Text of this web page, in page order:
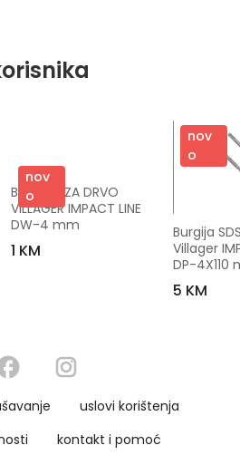
nov
o
BURGIJA ZA DRVO
VILLAGER IMPACT LINE
DW-4 mm
1 KM
nov
o
Burgija
Villager
DP-4X110
5 KM
uslovi korištenja
kontakt i pomoć